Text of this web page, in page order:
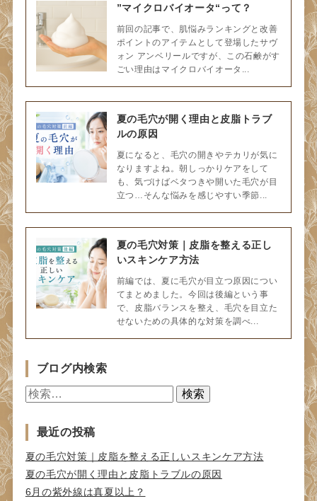
”マイクロバイオータ“って？
前回の記事で、肌悩みランキングと改善
ポイントのアイテムとして登場したサヴ
ォン アンベリールですが、この石鹸がす
ごい理由はマイクロバイオータ...
夏の毛穴が開く理由と皮脂トラブ
ルの原因
夏になると、毛穴の開きやテカリが気に
なりますよね。朝しっかりケアをして
も、気づけばベタつきや開いた毛穴が目
立つ…そんな悩みを感じやすい季節...
夏の毛穴対策｜皮脂を整える正し
いスキンケア方法
前編では、夏に毛穴が目立つ原因につい
てまとめました。今回は後編という事
で、皮脂バランスを整え、毛穴を目立た
せないための具体的な対策を調べ...
ブログ内検索
検
最近の投稿
夏の毛穴対策｜皮脂を整える正しいスキンケア方法
夏の毛穴が開く理由と皮脂トラブルの原因
6月の紫外線は真夏以上？